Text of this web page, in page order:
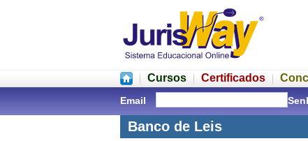
Cursos Certificados
Email
Banco de Leis